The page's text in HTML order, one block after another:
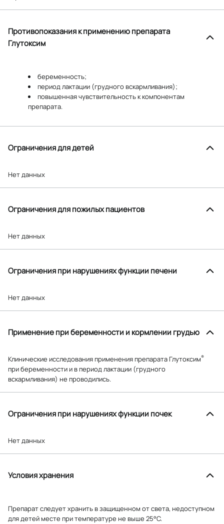
Противопоказания к применению препарата
Глутоксим
беременность;
период лактации (грудного вскармливания);
повышенная чувствительность к компонентам
препарата.
Ограничения для детей
Нет данных
Ограничения для пожилых пациентов
Нет данных
Ограничения при нарушениях функции печени
Нет данных
Применение при беременности и кормлении грудью
Клинические исследования применения препарата Глутоксим®
при беременности и в период лактации (грудного
вскармливания) не проводились.
Ограничения при нарушениях функции почек
Нет данных
Условия хранения
Препарат следует хранить в защищенном от света, недоступном
для детей месте при температуре не выше 25°С.